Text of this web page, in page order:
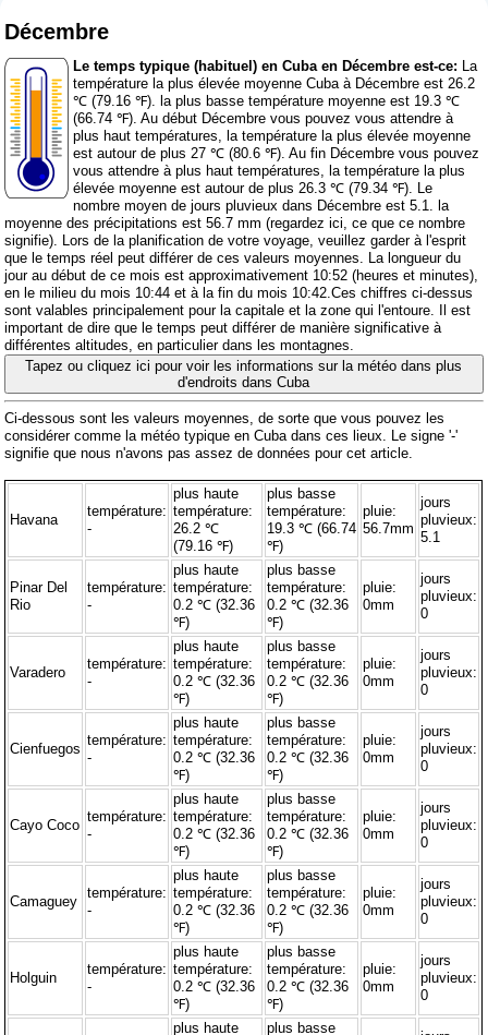
Décembre
Le temps typique (habituel) en Cuba en Décembre est-ce: La
température la plus élevée moyenne Cuba à Décembre est 26.2
℃ (79.16 ℉). la plus basse température moyenne est 19.3 ℃
(66.74 ℉). Au début Décembre vous pouvez vous attendre à
plus haut températures, la température la plus élevée moyenne
est autour de plus 27 ℃ (80.6 ℉). Au fin Décembre vous pouvez
vous attendre à plus haut températures, la température la plus
élevée moyenne est autour de plus 26.3 ℃ (79.34 ℉). Le
nombre moyen de jours pluvieux dans Décembre est 5.1. la
moyenne des précipitations est 56.7 mm (regardez ici, ce que ce nombre
signifie). Lors de la planification de votre voyage, veuillez garder à l'esprit
que le temps réel peut différer de ces valeurs moyennes. La longueur du
jour au début de ce mois est approximativement 10:52 (heures et minutes),
en le milieu du mois 10:44 et à la fin du mois 10:42.Ces chiffres ci-dessus
sont valables principalement pour la capitale et la zone qui l'entoure. Il est
important de dire que le temps peut différer de manière significative à
différentes altitudes, en particulier dans les montagnes.
Tapez ou cliquez ici pour voir les informations sur la météo dans plus
d'endroits dans Cuba
Ci-dessous sont les valeurs moyennes, de sorte que vous pouvez les
considérer comme la météo typique en Cuba dans ces lieux. Le signe '-'
signifie que nous n'avons pas assez de données pour cet article.
Havana
température:
-
plus haute
température:
26.2 ℃
(79.16 ℉)
plus basse
température:
19.3 ℃ (66.74
℉)
pluie:
56.7mm
jours
pluvieux:
5.1
Pinar Del
Rio
température:
-
plus haute
température:
0.2 ℃ (32.36
℉)
plus basse
température:
0.2 ℃ (32.36
℉)
pluie:
0mm
jours
pluvieux:
0
Varadero
température:
-
plus haute
température:
0.2 ℃ (32.36
℉)
plus basse
température:
0.2 ℃ (32.36
℉)
pluie:
0mm
jours
pluvieux:
0
Cienfuegos
température:
-
plus haute
température:
0.2 ℃ (32.36
℉)
plus basse
température:
0.2 ℃ (32.36
℉)
pluie:
0mm
jours
pluvieux:
0
Cayo Coco
température:
-
plus haute
température:
0.2 ℃ (32.36
℉)
plus basse
température:
0.2 ℃ (32.36
℉)
pluie:
0mm
jours
pluvieux:
0
Camaguey
température:
-
plus haute
température:
0.2 ℃ (32.36
℉)
plus basse
température:
0.2 ℃ (32.36
℉)
pluie:
0mm
jours
pluvieux:
0
Holguin
température:
-
plus haute
température:
0.2 ℃ (32.36
℉)
plus basse
température:
0.2 ℃ (32.36
℉)
pluie:
0mm
jours
pluvieux:
0
plus haute
plus basse